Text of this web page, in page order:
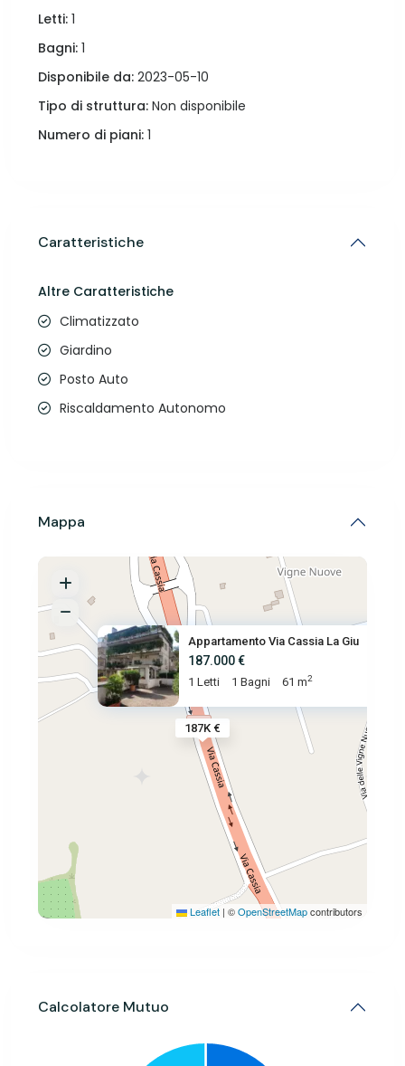
Letti: 1
Bagni: 1
Disponibile da: 2023-05-10
Tipo di struttura: Non disponibile
Numero di piani: 1
Caratteristiche
Altre Caratteristiche
Climatizzato
Giardino
Posto Auto
Riscaldamento Autonomo
Mappa
187K €
Appartamento Via Cassia La Giu
187.000 €
1 Letti 1 Bagni 61 m2
Leaflet | ©OpenStreetMapcontributors
Calcolatore Mutuo